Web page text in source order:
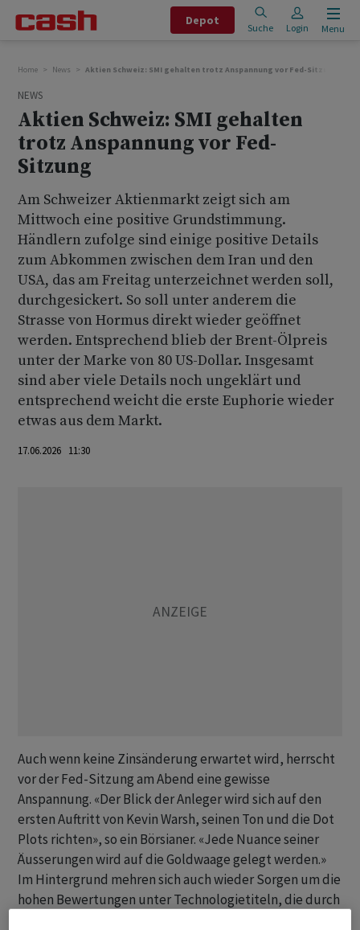
Depot
Suche Login Menu
Home News Aktien Schweiz: SMI gehalten trotz Anspannung vor Fed-Sitzung
NEWS
Aktien Schweiz: SMI gehalten
trotz Anspannung vor Fed-
Sitzung
Am Schweizer Aktienmarkt zeigt sich am
Mittwoch eine positive Grundstimmung.
Händlern zufolge sind einige positive Details
zum Abkommen zwischen dem Iran und den
USA, das am Freitag unterzeichnet werden soll,
durchgesickert. So soll unter anderem die
Strasse von Hormus direkt wieder geöffnet
werden. Entsprechend blieb der Brent-Ölpreis
unter der Marke von 80 US-Dollar. Insgesamt
sind aber viele Details noch ungeklärt und
entsprechend weicht die erste Euphorie wieder
etwas aus dem Markt.
17.06.2026 11:30
Auch wenn keine Zinsänderung erwartet wird, herrscht
vor der Fed-Sitzung am Abend eine gewisse
Anspannung. «Der Blick der Anleger wird sich auf den
ersten Auftritt von Kevin Warsh, seinen Ton und die Dot
Plots richten», so ein Börsianer. «Jede Nuance seiner
Äusserungen wird auf die Goldwaage gelegt werden.»
Im Hintergrund mehren sich auch wieder Sorgen um die
hohen Bewertungen unter Technologietiteln, die durch